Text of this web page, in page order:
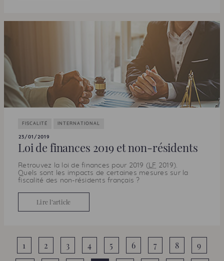
FISCALITÉ INTERNATIONAL
23/01/2019
Loi de finances 2019 et non-résidents
Retrouvez la loi de finances pour 2019 ( LF 2019).
Quels sont les impacts de certaines mesures sur la
fiscalité des non-résidents français ?
Lire l’article
1 2 3 4 5 6 7 8 9